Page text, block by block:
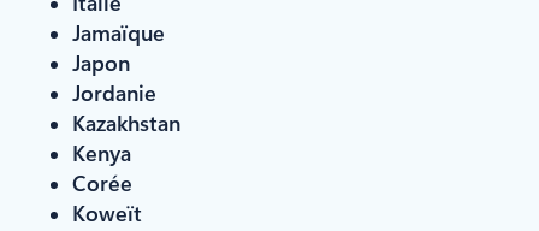
Jamaïque
Japon
Jordanie
Kazakhstan
Kenya
Corée
Koweït